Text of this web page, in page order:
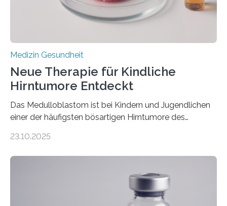
stark kontrahiert…
Medizin Gesundheit
Neue Therapie für Kindliche
Hirntumore Entdeckt
Das Medulloblastom ist bei Kindern und Jugendlichen
einer der häufigsten bösartigen Hirntumore des
Betroffenen können mit heutigen Methoden geheilt
Dringend benötigt werden zielgerichtete Therapien, die
nur Tumorschwachstellen angreifen und normales
Gewebe verschonen. Forschende um Daniel Merk vom
23.10.2025